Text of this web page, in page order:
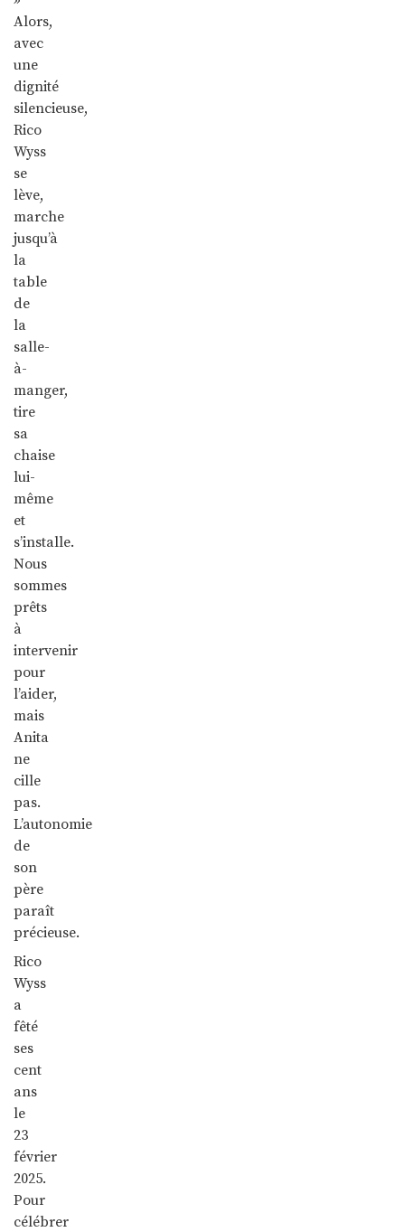
Alors,
avec
une
dignité
silencieuse,
Rico
Wyss
se
lève,
marche
jusqu’à
la
table
de
la
salle-
à-
manger,
tire
sa
chaise
lui-
même
et
s’installe.
Nous
sommes
prêts
à
intervenir
pour
l’aider,
mais
Anita
ne
cille
pas.
L’autonomie
de
son
père
paraît
précieuse.
Rico
Wyss
a
fêté
ses
cent
ans
le
23
février
2025.
Pour
célébrer